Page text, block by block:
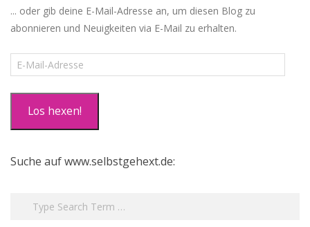
... oder gib deine E-Mail-Adresse an, um diesen Blog zu
abonnieren und Neuigkeiten via E-Mail zu erhalten.
E-
Mail-
Los hexen!
Suche auf www.selbstgehext.de: